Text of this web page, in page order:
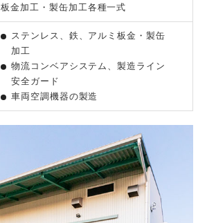
板金加工・製缶加工各種一式
ステンレス、鉄、アルミ板金・製缶
加工
物流コンベアシステム、製造ライン
安全ガード
車両空調機器の製造